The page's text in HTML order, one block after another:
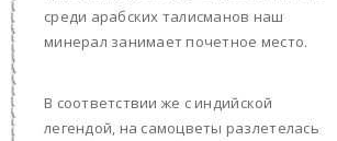
среди арабских талисманов наш
минерал занимает почетное место.
В соответствии же с индийской
легендой, на самоцветы разлетелась